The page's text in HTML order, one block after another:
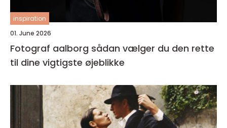
inspiration
01. June 2026
Fotograf aalborg sådan vælger du den rette
til dine vigtigste øjeblikke